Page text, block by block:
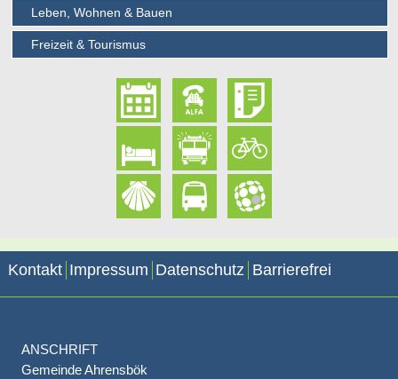
Leben, Wohnen & Bauen
Freizeit & Tourismus
Kontakt Impressum Datenschutz Barrierefrei
ANSCHRIFT
Gemeinde Ahrensbök